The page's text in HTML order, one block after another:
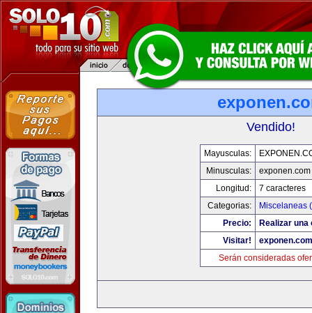
Vendido!
Mayusculas:
Minusculas:
exponen.com
Longitud:
7 caracteres
Categorias:
Miscelaneas
Precio:
Realizar una
Visitar!
exponen.com
Serán consideradas